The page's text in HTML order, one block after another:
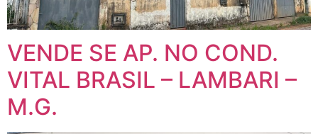
VENDE SE AP. NO COND.
VITAL BRASIL – LAMBARI –
M.G.